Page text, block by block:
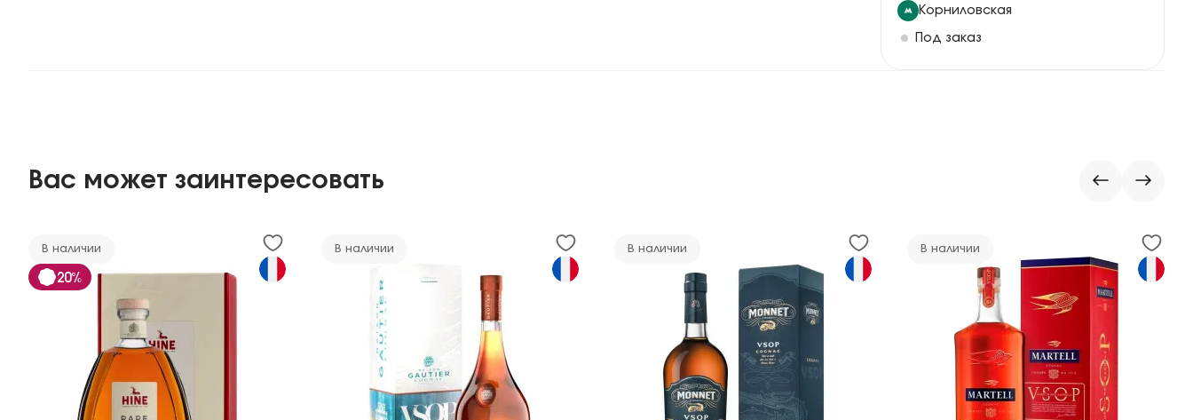
Корниловская
Под заказ
Вас может заинтересовать
В наличии
20%
В наличии В наличии В наличии